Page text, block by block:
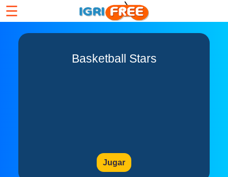
☰
Basketball Stars
Jugar